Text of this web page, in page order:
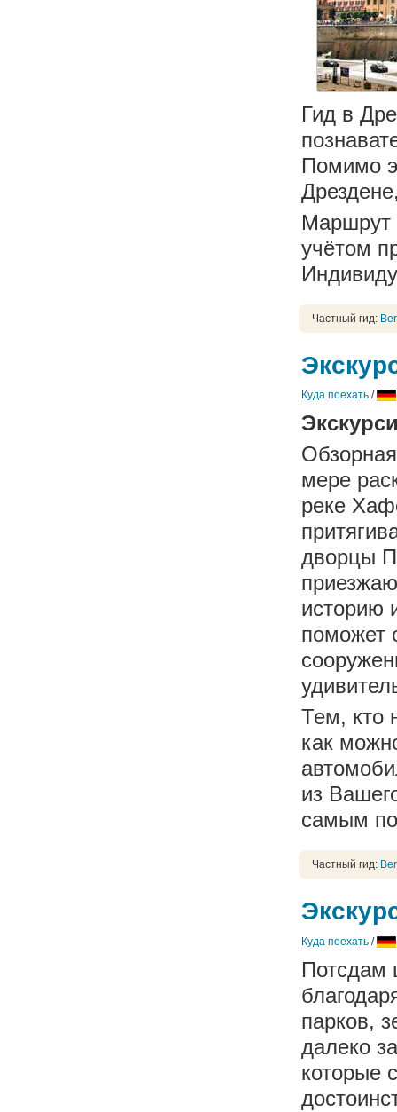
Гид в
Помимо
Маршрут
учётом
Частный гид:
Куда поехать /
мере
реке
дворцы
историю
поможет
Тем, кто
как
из
самым
Частный гид:
Куда поехать /
Потсдам
парков,
далеко
которые